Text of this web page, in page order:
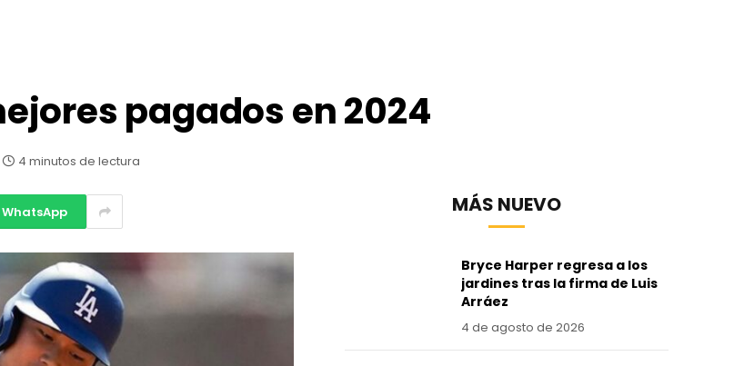
pagados en 2024
4 minutos de lectura
WhatsApp MÁS NUEVO
Bryce Harper regresa a los
jardines tras la firma de Luis
Arráez
4 de agosto de 2026